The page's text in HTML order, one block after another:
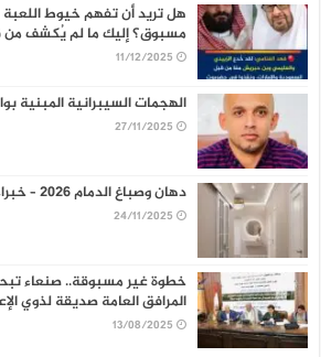
هل تريد أن تفهم خيوط
مسبوق؟ إليك ما لم يُكشف من
11/12/2025
الهجمات السيبرانية المبنية
27/11/2025
دهان وصباغ الدمام 2026 – خبراء ديكورات وأصباغ الشرقية
24/11/2025
خطوة غير مسبوقة.. صنعاء
المرافق العامة صديقة لذوي
13/08/2025